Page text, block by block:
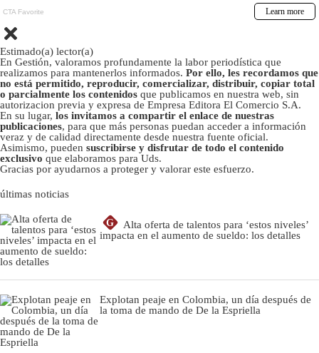
Estimado(a) lector(a)
En Gestión, valoramos profundamente la labor periodística que
realizamos para mantenerlos informados. Por ello, les recordamos que
no está permitido, reproducir, comercializar, distribuir, copiar total
o parcialmente los contenidos que publicamos en nuestra web, sin
autorizacion previa y expresa de Empresa Editora El Comercio S.A.
En su lugar, los invitamos a compartir el enlace de nuestras
publicaciones, para que más personas puedan acceder a información
veraz y de calidad directamente desde nuestra fuente oficial.
Asimismo, pueden suscribirse y disfrutar de todo el contenido
exclusivo que elaboramos para Uds.
Gracias por ayudarnos a proteger y valorar este esfuerzo.
últimas noticias
G
Alta oferta de talentos para ‘estos niveles’
impacta en el aumento de sueldo: los detalles
Explotan peaje en Colombia, un día después de
la toma de mando de De la Espriella